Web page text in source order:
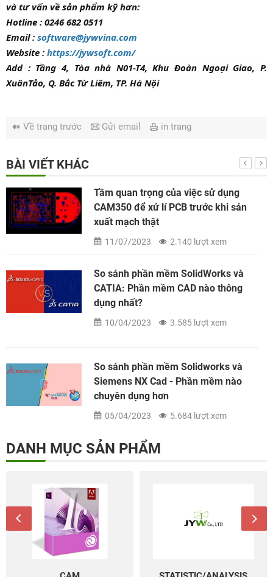
và tư vấn về sản phẩm kỹ hơn:
Hotline : 0246 682 0511
Email : software@jywvina.com
Website : https://jywsoft.com/
Add : Tầng 4, Tòa nhà N01-T4, Khu Đoàn Ngoại Giao, P.
XuânTảo, Q. Bắc Từ Liêm, TP. Hà Nội
Về trang trước Gửi email in trang
BÀI VIẾT KHÁC
Tầm quan trọng của việc sử dụng
CAM350 để xử lí PCB trước khi sản
xuất mạch thật
11/07/2023 2.140 lượt xem
So sánh phần mềm SolidWorks và
CATIA: Phần mềm CAD nào thông
dụng nhất?
10/04/2023 3.585 lượt xem
So sánh phần mềm Solidworks và
Siemens NX Cad - Phần mềm nào
chuyên dụng hơn
05/04/2023 5.684 lượt xem
DANH MỤC SẢN PHẨM